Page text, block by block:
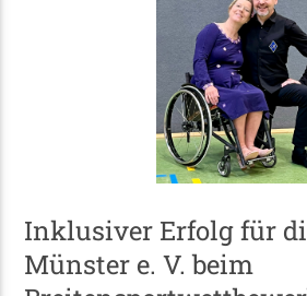
Inklusiver Erfolg für
Münster e. V. beim